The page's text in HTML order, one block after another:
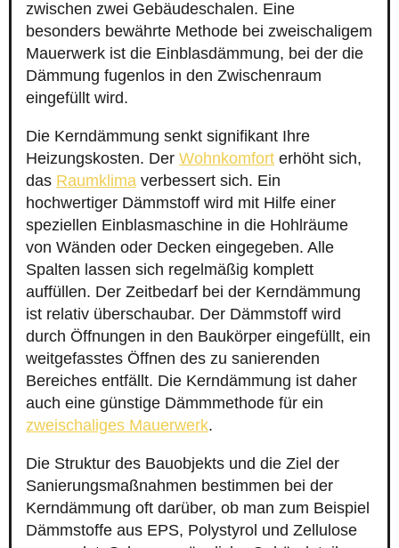
zwischen zwei Gebäudeschalen. Eine
besonders bewährte Methode bei zweischaligem
Mauerwerk ist die Einblasdämmung, bei der die
Dämmung fugenlos in den Zwischenraum
eingefüllt wird.
Die Kerndämmung senkt signifikant Ihre
Heizungskosten. Der Wohnkomfort erhöht sich,
das Raumklima verbessert sich. Ein
hochwertiger Dämmstoff wird mit Hilfe einer
speziellen Einblasmaschine in die Hohlräume
von Wänden oder Decken eingegeben. Alle
Spalten lassen sich regelmäßig komplett
auffüllen. Der Zeitbedarf bei der Kerndämmung
ist relativ überschaubar. Der Dämmstoff wird
durch Öffnungen in den Baukörper eingefüllt, ein
weitgefasstes Öffnen des zu sanierenden
Bereiches entfällt. Die Kerndämmung ist daher
auch eine günstige Dämmmethode für ein
zweischaliges Mauerwerk.
Die Struktur des Bauobjekts und die Ziel der
Sanierungsmaßnahmen bestimmen bei der
Kerndämmung oft darüber, ob man zum Beispiel
Dämmstoffe aus EPS, Polystyrol und Zellulose